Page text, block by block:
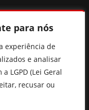
para nós
experiência de
e analisar
LGPD (Lei Geral
recusar ou
a nova lei
e áreas de risco no